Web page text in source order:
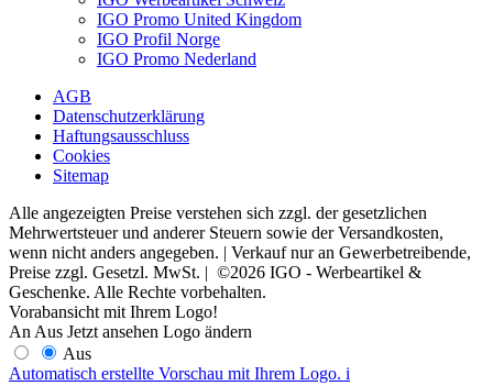
IGO Promo United Kingdom
IGO Profil Norge
IGO Promo Nederland
AGB
Datenschutzerklärung
Haftungsausschluss
Cookies
Sitemap
Alle angezeigten Preise verstehen sich zzgl. der gesetzlichen
Mehrwertsteuer und anderer Steuern sowie der Versandkosten,
wenn nicht anders angegeben. | Verkauf nur an Gewerbetreibende,
Preise zzgl. Gesetzl. MwSt. | ©2026 IGO - Werbeartikel &
Geschenke. Alle Rechte vorbehalten.
Vorabansicht mit Ihrem Logo!
An Aus Jetzt ansehen Logo ändern
Aus
Automatisch erstellte Vorschau mit Ihrem Logo. i